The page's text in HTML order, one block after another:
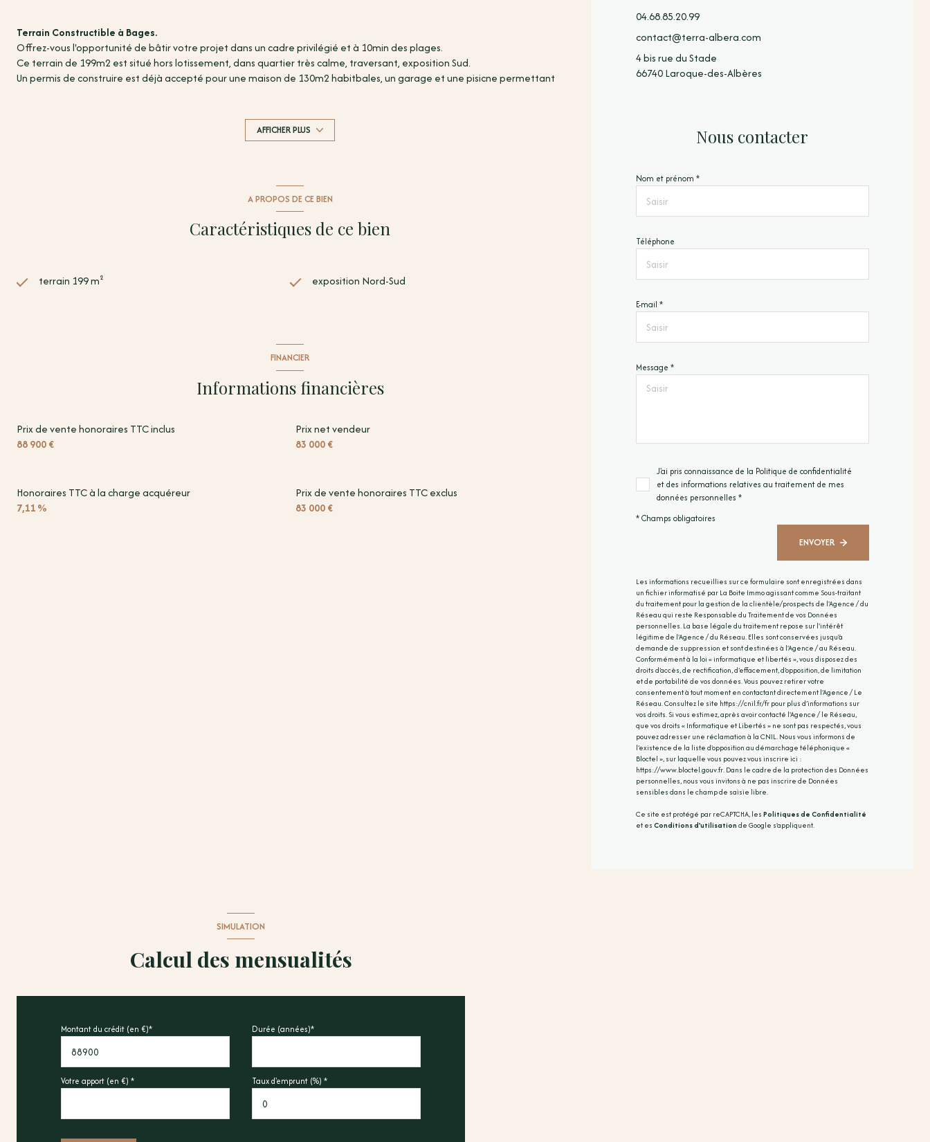
Terrain Constructible à Bages.
Offrez-vous l'opportunité de bâtir votre projet dans un cadre privilégié et à 10min des plages.
Ce terrain de 199m2 est situé hors lotissement, dans quartier très calme, traversant, exposition Sud.
Un permis de construire est déjà accepté pour une maison de 130m2 habitbales, un garage et une pisicne permettant
Prix honoraires inclus : 88 900 € Honoraires : 5 900 euros TTC. Prix hors honoraires d'agence : 83 000 euros. Les frais
ALBERA (RSAC n° 833 088 891 Perpignan) 06 x 26 x 82 x 49 x 31 - arnaud@terra-albera.com
Les informations sur les risques auxquels ce bien est exposé sont disponibles sur le site Géorisques :
AFFICHER PLUS
A PROPOS DE CE BIEN
Caractéristiques de ce bien
terrain 199 m² exposition Nord-Sud
FINANCIER
Informations financières
Prix de vente honoraires TTC inclus
88 900 €
Prix net vendeur
83 000 €
Prix de vente honoraires TTC exclus
83 000 €
Honoraires TTC à la charge acquéreur
7,11 %
04.68.85.20.99
contact@terra-albera.com
4 bis rue du Stade
66740 Laroque-des-Albères
Nous contacter
Nom et prénom *
Téléphone
E-mail *
Message *
J'ai pris connaissance de la Politique de confidentialité
et des informations relatives au traitement de mes
données personnelles *
* Champs obligatoires
ENVOYER
Les informations recueillies sur ce formulaire sont enregistrées dans
un fichier informatisé par La Boite Immo agissant comme Sous-traitant
du traitement pour la gestion de la clientèle/prospects de l'Agence / du
Réseau qui reste Responsable du Traitement de vos Données
personnelles. La base légale du traitement repose sur l'intérêt
légitime de l'Agence / du Réseau. Elles sont conservées jusqu'à
demande de suppression et sont destinées à l'Agence / au Réseau.
Conformément à la loi « informatique et libertés », vous disposez des
droits d’accès, de rectification, d’effacement, d’opposition, de limitation
et de portabilité de vos données. Vous pouvez retirer votre
consentement à tout moment en contactant directement l’Agence / Le
Réseau. Consultez le site https://cnil.fr/frpour plus d’informations sur
vos droits. Si vous estimez, après avoir contacté l'Agence / le Réseau,
que vos droits « Informatique et Libertés » ne sont pas respectés, vous
pouvez adresser une réclamation à la CNIL. Nous vous informons de
l’existence de la liste d'opposition au démarchage téléphonique «
Bloctel », sur laquelle vous pouvez vous inscrire ici :
https://www.bloctel.gouv.fr. Dans le cadre de la protection des Données
personnelles, nous vous invitons à ne pas inscrire de Données
sensibles dans le champ de saisie libre.
Ce site est protégé par reCAPTCHA, les Politiques de Confidentialité
et es Conditions d'utilisation de Google s'appliquent.
SIMULATION
Calcul des mensualités
Montant du crédit (en €)* Durée (années)*
Votre apport (en €) * Taux d'emprunt (%) *